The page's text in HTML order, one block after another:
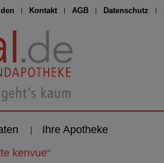
Kontakt AGB Datenschutz
Ihre Apotheke
kenvue“